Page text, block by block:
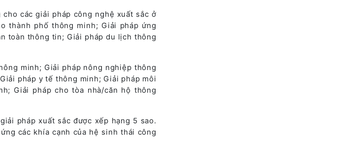
các giải pháp công nghệ xuất sắc ở
thành phố thông minh; Giải pháp ứng
toàn thông tin; Giải pháp du lịch thông
minh; Giải pháp nông nghiệp thông
pháp y tế thông minh; Giải pháp môi
Giải pháp cho tòa nhà/căn hộ thông
pháp xuất sắc được xếp hạng 5 sao.
các khía cạnh của hệ sinh thái công